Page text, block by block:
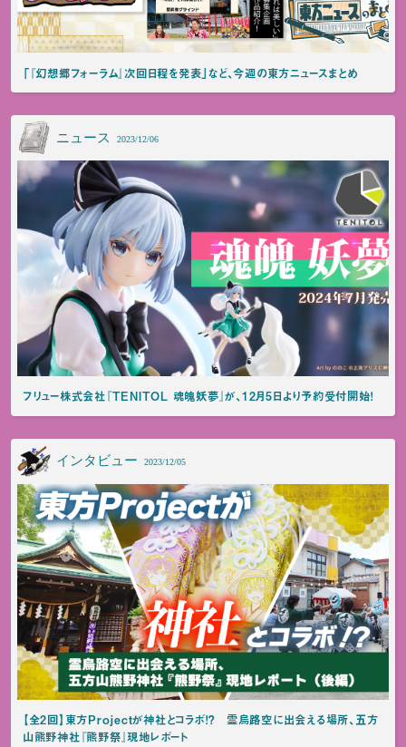
「『幻想郷フォーラム』次回日程を発表」など、今週の東方ニュースまとめ
ニュース 2023/12/06
フリュー株式会社『TENITOL 魂魄妖夢』が、12月5日より予約受付開始！
インタビュー 2023/12/05
【全2回】東方Projectが神社とコラボ！？ 霊烏路空に出会える場所、五方
山熊野神社『熊野祭』現地レポート